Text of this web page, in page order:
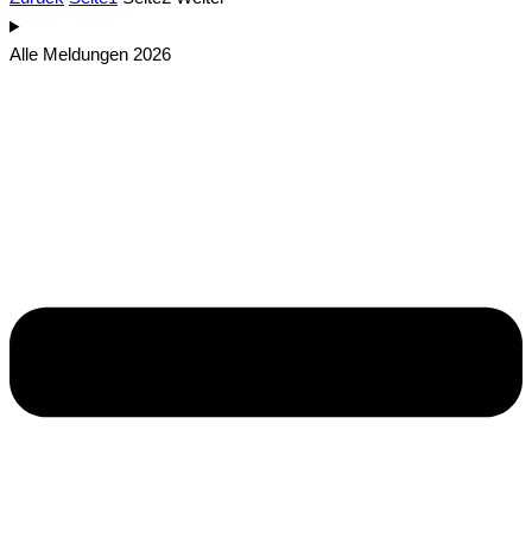
Alle Meldungen 2026